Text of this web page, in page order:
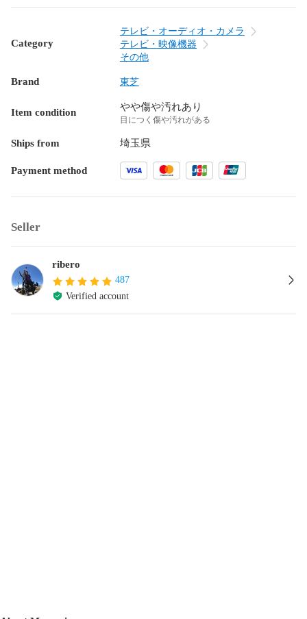
Category
テレビ・オーディオ・カメラ
テレビ・映像機器
その他
Brand 東芝
Item condition やや傷や汚れあり
目につく傷や汚れがある
Ships from 埼玉県
Payment method
Seller
ribero
487
Verified account